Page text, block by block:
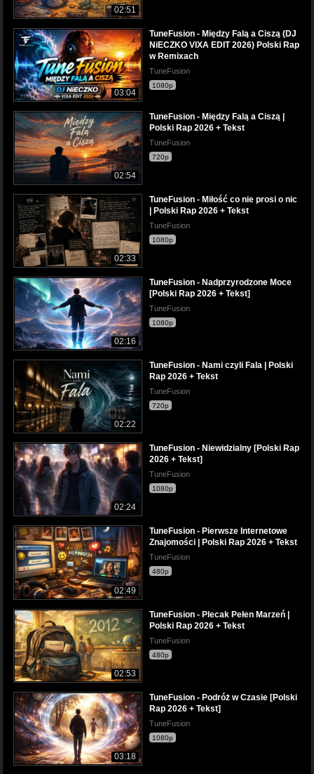
02:51
03:04
TuneFusion - Między Falą a Ciszą (DJ
NiECZKO VIXA EDIT 2026) Polski Rap
w Remixach
TuneFusion
1080p
02:54
TuneFusion - Między Falą a Ciszą |
Polski Rap 2026 + Tekst
TuneFusion
720p
02:33
TuneFusion - Miłość co nie prosi o nic
| Polski Rap 2026 + Tekst
TuneFusion
1080p
02:16
TuneFusion - Nadprzyrodzone Moce
[Polski Rap 2026 + Tekst]
TuneFusion
1080p
02:22
TuneFusion - Nami czyli Fala | Polski
Rap 2026 + Tekst
TuneFusion
720p
02:24
TuneFusion - Niewidzialny [Polski Rap
2026 + Tekst]
TuneFusion
1080p
02:49
TuneFusion - Pierwsze Internetowe
Znajomości | Polski Rap 2026 + Tekst
TuneFusion
480p
02:53
TuneFusion - Plecak Pełen Marzeń |
Polski Rap 2026 + Tekst
TuneFusion
480p
03:18
TuneFusion - Podróż w Czasie [Polski
Rap 2026 + Tekst]
TuneFusion
1080p